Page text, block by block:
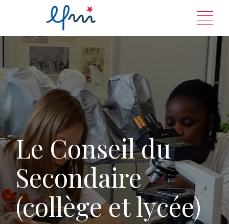
Le Conseil du
Secondaire
(collège et lycée)